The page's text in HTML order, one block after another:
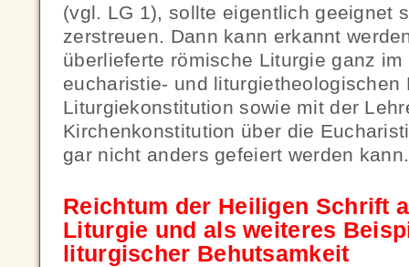
(vgl. LG 1), sollte eigentlich geeignet
zerstreuen. Dann kann erkannt
überlieferte römische Liturgie ganz
eucharistie- und liturgietheologischen
Liturgiekonstitution sowie mit der
Kirchenkonstitution über die
gar nicht anders gefeiert werden kann.
Reichtum der Heiligen Schrift
Liturgie und als weiteres
liturgischer Behutsamkeit